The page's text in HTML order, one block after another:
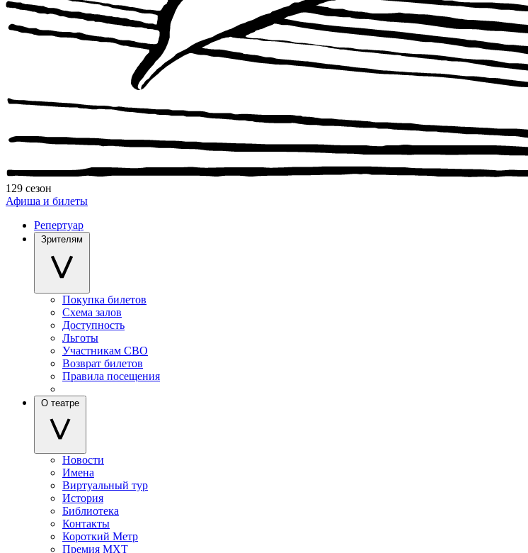
129 сезон
Афиша и билеты
Репертуар
Зрителям
Покупка билетов
Схема залов
Доступность
Льготы
Участникам СВО
Возврат билетов
Правила посещения
О театре
Новости
Имена
Виртуальный тур
История
Библиотека
Контакты
Короткий Метр
Премия МХТ